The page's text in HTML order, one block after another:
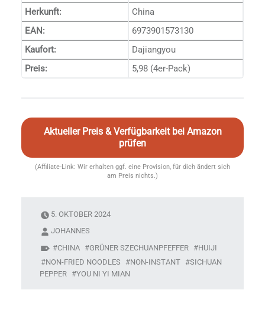
Herkunft:
China
EAN:
6973901573130
Kaufort:
Dajiangyou
Preis:
5,98 (4er-Pack)
Aktueller Preis & Verfügbarkeit bei Amazon
prüfen
(Affiliate-Link: Wir erhalten ggf. eine Provision, für dich ändert sich
am Preis nichts.)
5. OKTOBER 2024
JOHANNES
CHINA
GRÜNER SZECHUANPFEFFER
HUIJI
NON-FRIED NOODLES
NON-INSTANT
SICHUAN
PEPPER
YOU NI YI MIAN